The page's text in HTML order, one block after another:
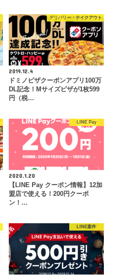
デリバリー・テイクアウト
2019.12.4
ドミノピザクーポンアプリ100万
DL記念！Mサイズピザが1枚599
円（税…
LINE Pay
2020.1.20
【LINE Pay クーポン情報】12加
盟店で使える！200円クーポ
ン！…
LINE案件